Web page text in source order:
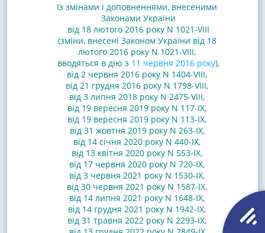
Із змінами і доповненнями, внесеними
Законами України
від 18 лютого 2016 року N 1021-VIII
(зміни, внесені Законом України від 18
лютого 2016 року N 1021-VIII,
вводяться в дію з 11 червня 2016 року),
від 2 червня 2016 року N 1404-VIII,
від 21 грудня 2016 року N 1798-VIII,
від 3 липня 2018 року N 2475-VIII,
від 19 вересня 2019 року N 117-IX,
від 19 вересня 2019 року N 113-IX,
від 31 жовтня 2019 року N 263-IX,
від 14 січня 2020 року N 440-IX,
від 13 квітня 2020 року N 553-IX,
від 17 червня 2020 року N 720-IX,
від 3 червня 2021 року N 1530-IX,
від 30 червня 2021 року N 1587-IX,
від 14 липня 2021 року N 1648-IX,
від 14 грудня 2021 року N 1942-IX,
від 31 травня 2022 року N 2293-IX,